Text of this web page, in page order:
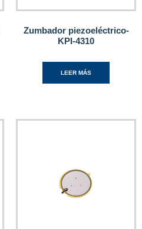
Zumbador piezoeléctrico-
KPI-4310
LEER MÁS